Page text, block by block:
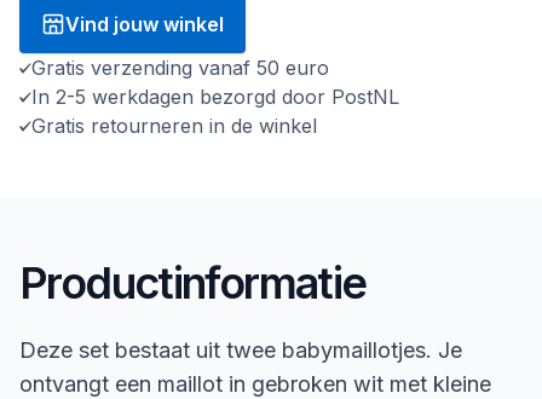
Vind jouw winkel
Gratis verzending vanaf 50 euro
In 2-5 werkdagen bezorgd door PostNL
Gratis retourneren in de winkel
Productinformatie
Deze set bestaat uit twee babymaillotjes. Je
ontvangt een maillot in gebroken wit met kleine